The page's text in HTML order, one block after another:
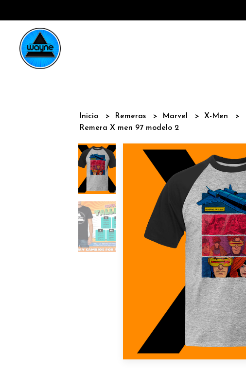
Inicio Remeras Marvel
X-Men
Remera X men 97 modelo 2